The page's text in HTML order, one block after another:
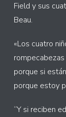
Field y sus
Beau.
«Los cuatro
porque si
porque estoy
“Y si reciben